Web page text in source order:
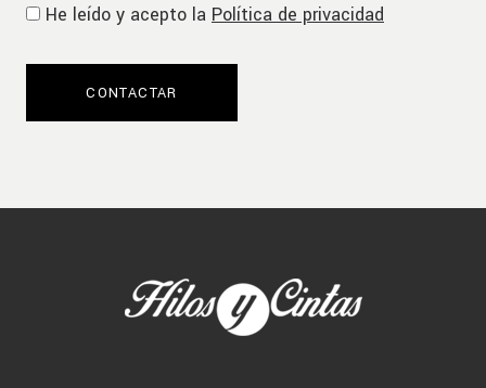
He leído y acepto la Política de privacidad